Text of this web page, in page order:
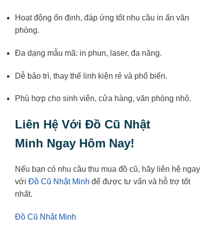
Hoạt động ổn định, đáp ứng tốt nhu cầu in ấn văn
phòng.
Đa dạng mẫu mã: in phun, laser, đa năng.
Dễ bảo trì, thay thế linh kiện rẻ và phổ biến.
Phù hợp cho sinh viên, cửa hàng, văn phòng nhỏ.
Liên Hệ Với Đồ Cũ Nhật
Minh Ngay Hôm Nay!
Nếu bạn có nhu cầu thu mua đồ cũ, hãy liên hệ ngay
với Đồ Cũ Nhật Minh để được tư vấn và hỗ trợ tốt
nhất.
Đồ Cũ Nhật Minh